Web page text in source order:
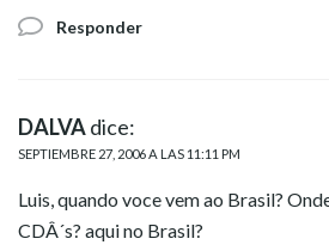
Responder
DALVAdice:
SEPTIEMBRE 27, 2006 A LAS 11:11 PM
Luis, quando voce vem ao Brasil?
CDÂ´s? aqui no Brasil?